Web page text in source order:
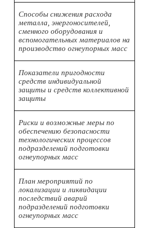
Способы снижения расхода
металла, энергоносителей,
сменного оборудования и
вспомогательных материалов на
производство огнеупорных масс
Показатели пригодности
средств индивидуальной
защиты и средств коллективной
защиты
Риски и возможные меры по
обеспечению безопасности
технологических процессов
подразделений подготовки
огнеупорных масс
План мероприятий по
локализации и ликвидации
последствий аварий
подразделений подготовки
огнеупорных масс